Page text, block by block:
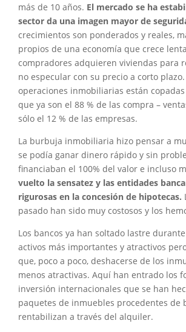
más de 10 años. El mercado se ha
sector da una imagen mayor de
crecimientos son ponderados y reales,
propios de una economía que crece
compradores adquieren viviendas para
no especular con su precio a corto
operaciones inmobiliarias están
que ya son el 88 % de las compra –
sólo el 12 % de las empresas.
La burbuja inmobiliaria hizo pensar a
se podía ganar dinero rápido y sin
financiaban el 100% del valor e incluso
vuelto la sensatez y las entidades
rigurosas en la concesión de hipotecas.
pasado han sido muy costosos y los
Los bancos ya han soltado lastre
activos más importantes y atractivos
que, poco a poco, deshacerse de los
menos atractivas. Aquí han entrado los
inversión internacionales que se han
paquetes de inmuebles procedentes de
rentabilizan a través del alquiler.